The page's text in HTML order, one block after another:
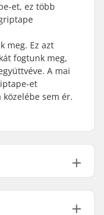
et, ez több
meg. Ez azt
fogtunk meg,
A mai
et
sem ér.